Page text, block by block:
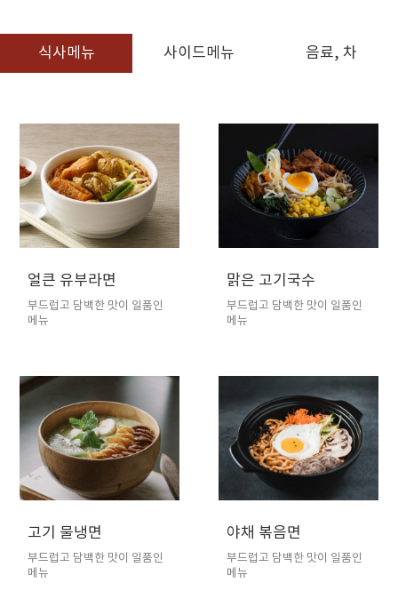
식사메뉴 사이드메뉴 음료, 차
얼큰 유부라면
부드럽고 담백한 맛이 일품인
메뉴
맑은 고기국수
부드럽고 담백한 맛이 일품인
메뉴
고기 물냉면
부드럽고 담백한 맛이 일품인
메뉴
야채 볶음면
부드럽고 담백한 맛이 일품인
메뉴